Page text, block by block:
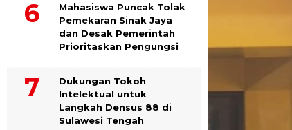
Mahasiswa Puncak Tolak
Pemekaran Sinak Jaya
dan Desak Pemerintah
Prioritaskan Pengungsi
Dukungan Tokoh
Intelektual untuk
Langkah Densus 88 di
Sulawesi Tengah